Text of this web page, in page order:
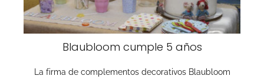
Blaubloom cumple 5 años
La firma de complementos decorativos Blaubloom